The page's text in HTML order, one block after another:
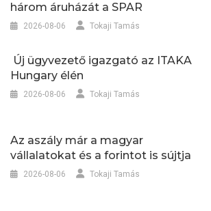
három áruházát a SPAR
2026-08-06 Tokaji Tamás
Új ügyvezető igazgató az ITAKA
Hungary élén
2026-08-06 Tokaji Tamás
Az aszály már a magyar
vállalatokat és a forintot is sújtja
2026-08-06 Tokaji Tamás